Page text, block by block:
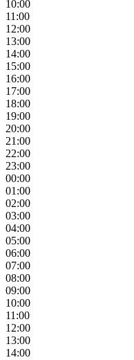
10:00
11:00
12:00
13:00
14:00
15:00
16:00
17:00
18:00
19:00
20:00
21:00
22:00
23:00
00:00
01:00
02:00
03:00
04:00
05:00
06:00
07:00
08:00
09:00
10:00
11:00
12:00
13:00
14:00